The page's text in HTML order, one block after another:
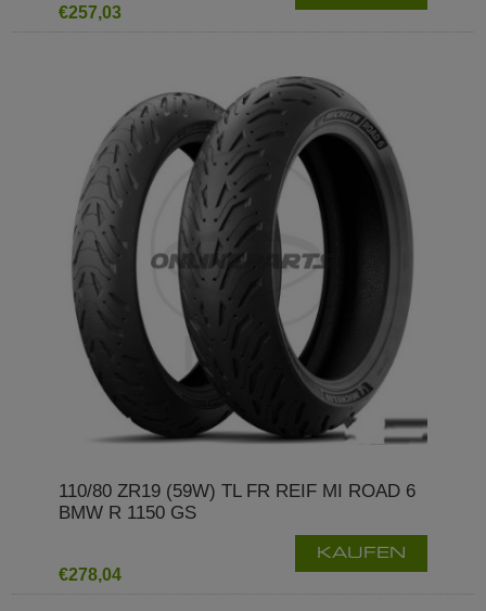
€257,03
110/80 ZR19 (59W) TL FR REIF MI ROAD 6
BMW R 1150 GS
€278,04
KAUFEN